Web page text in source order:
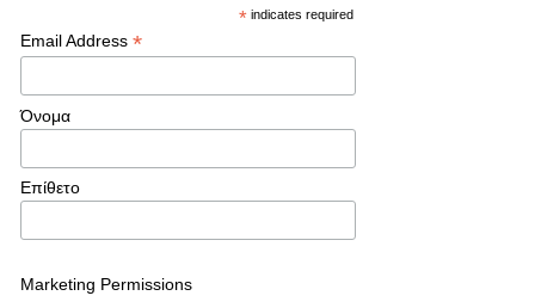
* indicates required
Email Address *
Όνομα
Επίθετο
Marketing Permissions